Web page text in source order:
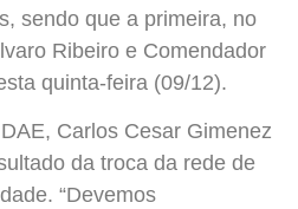
sendo que a primeira, no
Ribeiro e Comendador
quinta-feira (09/12).
Carlos Cesar Gimenez
da troca da rede de
“Devemos